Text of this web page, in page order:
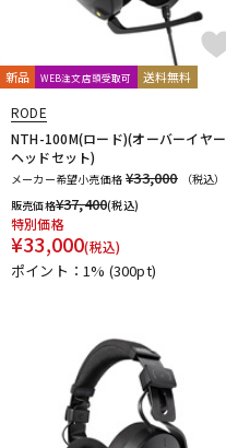
新品 WEB注文店頭受取可 送料無料
RODE
NTH-100M(ロード)(オーバーイヤー
ヘッドセット)
メーカー希望小売価格 ¥33,000
（税込）
販売価格¥37,400(税込)
特別価格
¥33,000(税込)
ポイント：1% (300pt)